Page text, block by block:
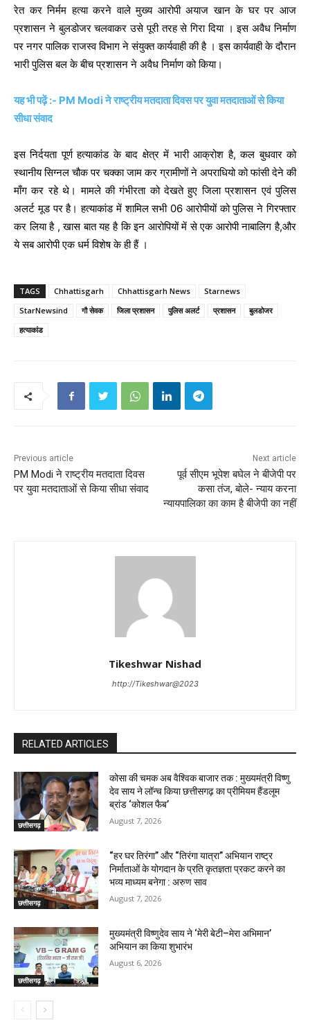
रेत कर निर्मम हत्या करने वाले मुख्य आरोपी अयाज खान के घर पर आज
प्रशासन ने बुलडोजर चलवाकर उसे पूरी तरह से गिरा दिया । इस अवैध निर्माण
पर नगर पालिक राजस्व विभाग ने संयुक्त कार्यवाही की है । इस कार्यवाही के दौरान
भारी पुलिस बल के बीच प्रशासन ने अवैध निर्माण को किया।
यह भी पढ़ें :- PM Modi ने राष्ट्रीय मतदाता ‎दिवस पर ‎युवा मतदाताओं से किया
सीधा संवाद
इस निर्दयता पूर्ण हत्याकांड के बाद क्षेत्र में भारी आक्रोश है, कल बुधवार को
स्थानीय सिग्नल चौक पर चक्का जाम कर ग्रामीणों ने अपराधियो को फांसी देने की
माँग कर रहे थे। मामले की गंभीरता को देखते हुए जिला प्रशासन एवं पुलिस
अलर्ट मूड पर है। हत्याकांड में शामिल सभी 06 आरोपीयों को पुलिस ने गिरफ्तार
कर लिया है , खास बात यह है कि इन आरोपियों में से एक आरोपी नाबालिग है,और
ये सब आरोपी एक धर्म विशेष के ही हैं ।
TAGS Chhattisgarh Chhattisgarh News
Starnews
StarNewsind
गौ सेवक जिला प्रशासन पुलिस अलर्ट प्रशासन
बुलडोजर
हत्याकांड
Previous article
PM Modi ने राष्ट्रीय मतदाता ‎दिवस
पर ‎युवा मतदाताओं से किया सीधा संवाद
Next article
पूर्व सीएम भूपेश बघेल ने बीजेपी पर
कसा तंज, बोले- न्याय करना
न्यायपालिका का काम है बीजेपी का नहीं
Tikeshwar Nishad
http://Tikeshwar@2023
RELATED ARTICLES
छत्तीसगढ़
कोसा की चमक अब वैश्विक बाजार तक : मुख्यमंत्री विष्णु
देव साय ने लॉन्च किया छत्तीसगढ़ का प्रीमियम हैंडलूम
ब्रांड ‘कोशल फैब’
August 7, 2026
छत्तीसगढ़
“हर घर तिरंगा” और “तिरंगा यात्रा” अभियान राष्ट्र
निर्माताओं के योगदान के प्रति कृतज्ञता प्रकट करने का
भव्य माध्यम बनेगा : अरुण साव
August 7, 2026
छत्तीसगढ़
मुख्यमंत्री विष्णुदेव साय ने ‘मेरी बेटी–मेरा अभिमान’
अभियान का किया शुभारंभ
August 6, 2026